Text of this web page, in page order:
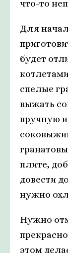
что-то
Для
будет
спелые
выжать
вручную
плите,
довести
нужно
Нужно
этом